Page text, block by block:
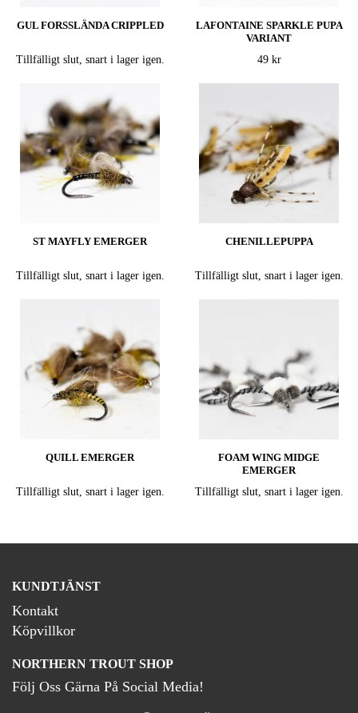
GUL FORSSLÄNDA CRIPPLED
Tillfälligt slut, snart i lager igen.
LAFONTAINE SPARKLE PUPA
VARIANT
49 kr
ST MAYFLY EMERGER
Tillfälligt slut, snart i lager igen.
CHENILLEPUPPA
Tillfälligt slut, snart i lager igen.
QUILL EMERGER
Tillfälligt slut, snart i lager igen.
FOAM WING MIDGE
EMERGER
Tillfälligt slut, snart i lager igen.
KUNDTJÄNST
Kontakt
Köpvillkor
NORTHERN TROUT SHOP
Följ Oss Gärna På Social Media!